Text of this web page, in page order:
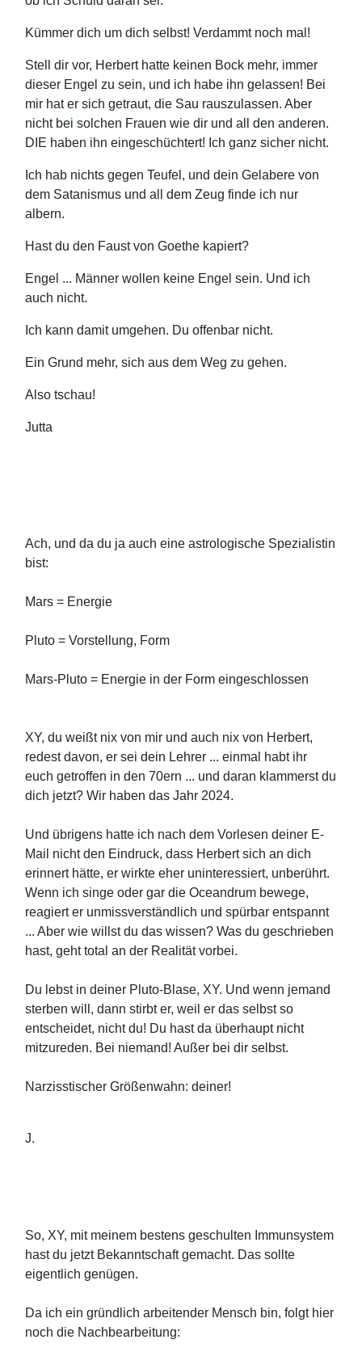
Kümmer dich um dich selbst! Verdammt noch mal!
Stell dir vor, Herbert hatte keinen Bock mehr, immer
dieser Engel zu sein, und ich habe ihn gelassen! Bei
mir hat er sich getraut, die Sau rauszulassen. Aber
nicht bei solchen Frauen wie dir und all den anderen.
DIE haben ihn eingeschüchtert! Ich ganz sicher nicht.
Ich hab nichts gegen Teufel, und dein Gelabere von
dem Satanismus und all dem Zeug finde ich nur
albern.
Hast du den Faust von Goethe kapiert?
Engel ... Männer wollen keine Engel sein. Und ich
auch nicht.
Ich kann damit umgehen. Du offenbar nicht.
Ein Grund mehr, sich aus dem Weg zu gehen.
Also tschau!
Jutta
Ach, und da du ja auch eine astrologische Spezialistin
bist:
Mars = Energie
Pluto = Vorstellung, Form
Mars-Pluto = Energie in der Form eingeschlossen
XY, du weißt nix von mir und auch nix von Herbert,
redest davon, er sei dein Lehrer ... einmal habt ihr
euch getroffen in den 70ern ... und daran klammerst du
dich jetzt? Wir haben das Jahr 2024.
Und übrigens hatte ich nach dem Vorlesen deiner E-
Mail nicht den Eindruck, dass Herbert sich an dich
erinnert hätte, er wirkte eher uninteressiert, unberührt.
Wenn ich singe oder gar die Oceandrum bewege,
reagiert er unmissverständlich und spürbar entspannt
... Aber wie willst du das wissen? Was du geschrieben
hast, geht total an der Realität vorbei.
Du lebst in deiner Pluto-Blase, XY. Und wenn jemand
sterben will, dann stirbt er, weil er das selbst so
entscheidet, nicht du! Du hast da überhaupt nicht
mitzureden. Bei niemand! Außer bei dir selbst.
Narzisstischer Größenwahn: deiner!
J.
So, XY, mit meinem bestens geschulten Immunsystem
hast du jetzt Bekanntschaft gemacht. Das sollte
eigentlich genügen.
Da ich ein gründlich arbeitender Mensch bin, folgt hier
noch die Nachbearbeitung: